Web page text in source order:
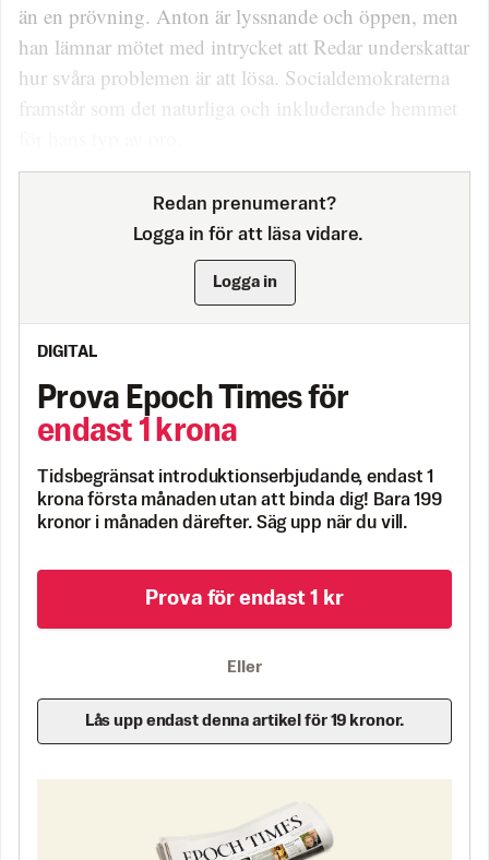
än en prövning. Anton är lyssnande och öppen, men
han lämnar mötet med intrycket att Redar underskattar
hur svåra problemen är att lösa. Socialdemokraterna
framstår som det naturliga och inkluderande hemmet
Redan prenumerant?
Logga in för att läsa vidare.
Logga in
DIGITAL
Prova Epoch Times för
endast 1 krona
Tidsbegränsat introduktionserbjudande, endast 1
krona första månaden utan att binda dig! Bara 199
kronor i månaden därefter. Säg upp när du vill.
Prova för endast 1 kr
Eller
Lås upp endast denna artikel för 19 kronor.